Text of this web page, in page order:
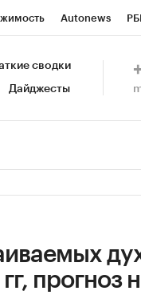
Autonews
СПб Конференции
сводки
Дайджесты
прогноз